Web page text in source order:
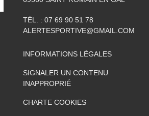
TÉL. : 07 69 90 51 78
ALERTESPORTIVE@GMAIL.COM
INFORMATIONS LÉGALES
SIGNALER UN CONTENU
INAPPROPRIÉ
CHARTE COOKIES